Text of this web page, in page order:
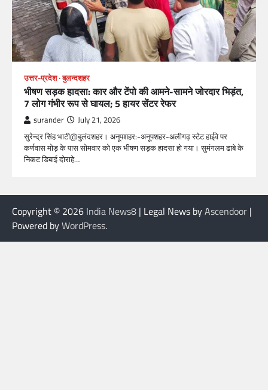
उत्तर-प्रदेश बुलन्दशहर
भीषण सड़क हादसा: कार और टेंपो की आमने-सामने जोरदार भिड़ंत,
7 लोग गंभीर रूप से घायल; 5 हायर सेंटर रेफर​
surander July 21, 2026
सुरेन्द्र सिंह भाटी@बुलंदशहर। अनूपशहर:-अनूपशहर-अलीगढ़ स्टेट हाईवे पर
कर्णवास मोड़ के पास सोमवार को एक भीषण सड़क हादसा हो गया। सुमंगलम ढाबे के
निकट डिबाई दोराहे…
Copyright © 2026 India News8 | Legal News byAscendoor |
Powered byWordPress.